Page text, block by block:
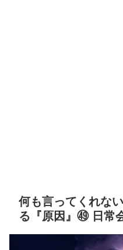
何も言ってくれな
る『原因』㊾ 日常